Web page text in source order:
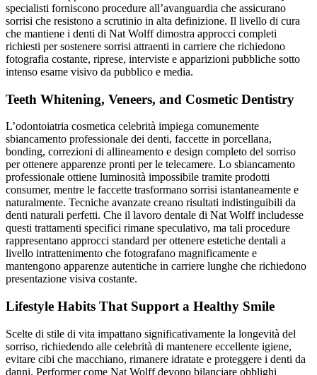
specialisti forniscono procedure all’avanguardia che assicurano
sorrisi che resistono a scrutinio in alta definizione. Il livello di cura
che mantiene i denti di Nat Wolff dimostra approcci completi
richiesti per sostenere sorrisi attraenti in carriere che richiedono
fotografia costante, riprese, interviste e apparizioni pubbliche sotto
intenso esame visivo da pubblico e media.
Teeth Whitening, Veneers, and Cosmetic Dentistry
L’odontoiatria cosmetica celebrità impiega comunemente
sbiancamento professionale dei denti, faccette in porcellana,
bonding, correzioni di allineamento e design completo del sorriso
per ottenere apparenze pronti per le telecamere. Lo sbiancamento
professionale ottiene luminosità impossibile tramite prodotti
consumer, mentre le faccette trasformano sorrisi istantaneamente e
naturalmente. Tecniche avanzate creano risultati indistinguibili da
denti naturali perfetti. Che il lavoro dentale di Nat Wolff includesse
questi trattamenti specifici rimane speculativo, ma tali procedure
rappresentano approcci standard per ottenere estetiche dentali a
livello intrattenimento che fotografano magnificamente e
mantengono apparenze autentiche in carriere lunghe che richiedono
presentazione visiva costante.
Lifestyle Habits That Support a Healthy Smile
Scelte di stile di vita impattano significativamente la longevità del
sorriso, richiedendo alle celebrità di mantenere eccellente igiene,
evitare cibi che macchiano, rimanere idratate e proteggere i denti da
danni. Performer come Nat Wolff devono bilanciare obblighi